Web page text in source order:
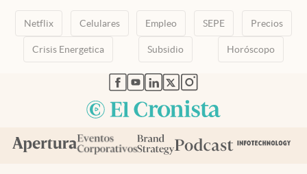
Netflix Celulares Empleo SEPE Precios
Crisis Energetica Subsidio Horóscopo
abre en nueva pestaña
abre en nueva pestaña
abre en nueva pestaña
abre en nueva pestaña
abre en nueva pestaña